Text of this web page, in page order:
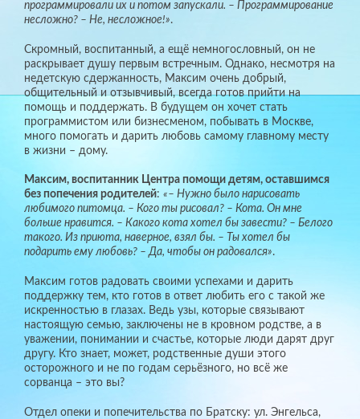
программировали их и потом запускали. – Программирование
несложно? – Не, несложное!».
Скромный, воспитанный, а ещё немногословный, он не
раскрывает душу первым встречным. Однако, несмотря на
недетскую сдержанность, Максим очень добрый,
общительный и отзывчивый, всегда готов прийти на
помощь и поддержать. В будущем он хочет стать
программистом или бизнесменом, побывать в Москве,
много помогать и дарить любовь самому главному месту
в жизни – дому.
Максим, воспитанник Центра помощи детям, оставшимся
без попечения родителей: «– Нужно было нарисовать
любимого питомца. – Кого ты рисовал? – Кота. Он мне
больше нравится. – Какого кота хотел бы завести? – Белого
такого. Из приюта, наверное, взял бы. – Ты хотел бы
подарить ему любовь? – Да, чтобы он радовался».
Максим готов радовать своими успехами и дарить
поддержку тем, кто готов в ответ любить его с такой же
искренностью в глазах. Ведь узы, которые связывают
настоящую семью, заключены не в кровном родстве, а в
уважении, понимании и счастье, которые люди дарят друг
другу. Кто знает, может, родственные души этого
осторожного и не по годам серьёзного, но всё же
сорванца – это вы?
Отдел опеки и попечительства по Братску: ул. Энгельса,